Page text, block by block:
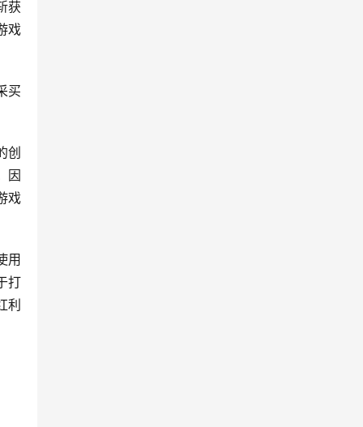
获
戏
买
创
因
戏
用
打
利